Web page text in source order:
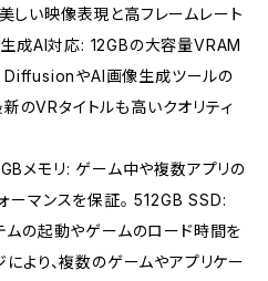
美しい映像表現と高フレームレート
成AI対応: 12GBの大容量VRAM
DiffusionやAI画像生成ツールの
のVRタイトルも高いクオリティ
メモリ: ゲーム中や複数アプリの
ーマンスを保証。 512GB SSD:
ムの起動やゲームのロード時間を
より、複数のゲームやアプリケー